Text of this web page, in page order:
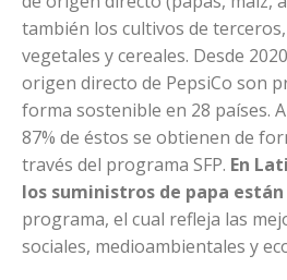
también los cultivos de
vegetales y cereales. Desde
origen directo de PepsiCo son
forma sostenible en 28 países.
87% de éstos se obtienen de
través del programa SFP. En
los suministros de papa
programa, el cual refleja las
sociales, medioambientales y